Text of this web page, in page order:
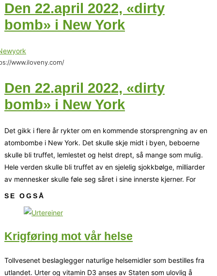
Den 22.april 2022, «dirty
bomb» i New York
www.iloveny.com/
Den 22.april 2022, «dirty
bomb» i New York
Det gikk i flere år rykter om en kommende storsprengning av en
atombombe i New York. Det skulle skje midt i byen, beboerne
skulle bli truffet, lemlestet og helst drept, så mange som mulig.
Hele verden skulle bli truffet av en sjelelig sjokkbølge, milliarder
av mennesker skulle føle seg såret i sine innerste kjerner. For
SE OGSÅ
Krigføring mot vår helse
Tollvesenet beslaglegger naturlige helsemidler som bestilles fra
utlandet. Urter og vitamin D3 anses av Staten som ulovlig å